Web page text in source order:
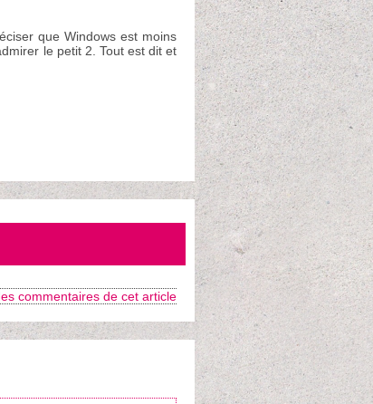
que Windows est moins
le petit 2. Tout est dit et
commentaires de cet article